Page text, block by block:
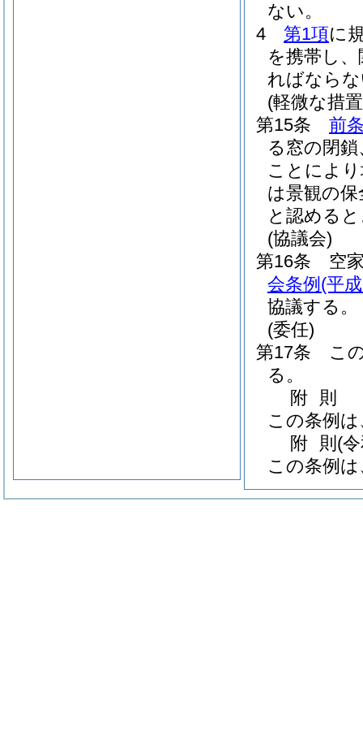
ない。
4
第1項に
を携帯し
ればなら
(軽微な措
第15条
前
る窓の閉
ことによ
は景観の
と認める
(協議会)
第16条
空
会条例 (平
協議する。
(委任)
第17条
こ
る。
附 則
この条例
附 則 (
この条例